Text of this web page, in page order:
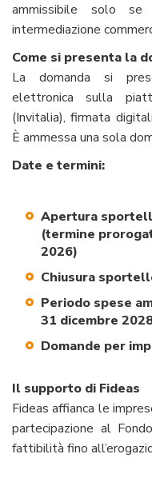
ammissibile solo
intermediazione
Come si presenta la
La domanda si
elettronica sulla
(Invitalia), firmata
È ammessa una sola
Date e termini:
Apertura
(termine
2026)
Chiusura
Periodo spese
31 dicembre
Domande per
Il supporto di Fideas
Fideas affianca le
partecipazione al
fattibilità fino